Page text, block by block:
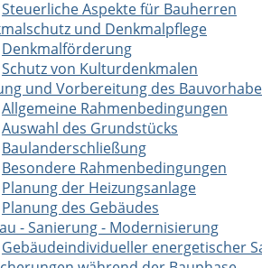
Steuerliche Aspekte für Bauherren
und Denkmalpflege
Denkmalförderung
Schutz von Kulturdenkmalen
und Vorbereitung des
Allgemeine Rahmenbedingungen
Auswahl des Grundstücks
Baulanderschließung
Besondere Rahmenbedingungen
Planung der Heizungsanlage
Planung des Gebäudes
- Sanierung - Modernisierung
Gebäudeindividueller energetischer